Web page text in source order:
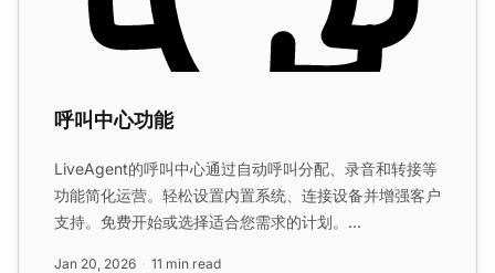
呼叫中心功能
LiveAgent的呼叫中心通过自动呼叫分配、录音和转接等
功能简化运营。轻松设置内置系统、连接设备并增强客户
支持。免费开始或选择适合您需求的计划。...
Jan 20, 2026 11 min read